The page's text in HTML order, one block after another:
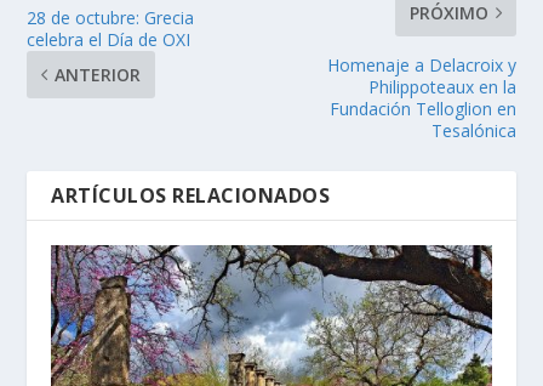
28 de octubre: Grecia
celebra el Día de OXI
ANTERIOR
PRÓXIMO
Homenaje a Delacroix y
Philippoteaux en la
Fundación Telloglion en
Tesalónica
ARTÍCULOS RELACIONADOS